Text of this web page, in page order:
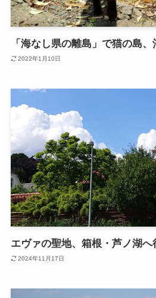
「海なし県の離島」で猫の島、
2022年1月10日
エヴァの聖地、箱根・芦ノ湖へ
2024年11月17日